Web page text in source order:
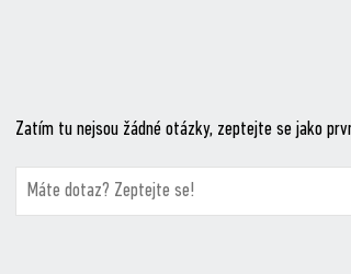
Zatím tu nejsou žádné otázky, zeptejte se jako